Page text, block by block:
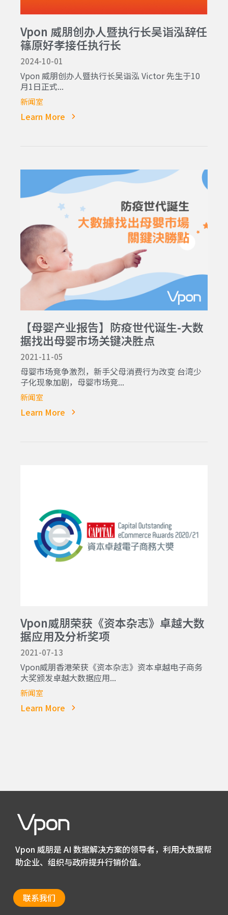
Vpon 威朋创办人暨执行长吴诣泓辞任
篠原好孝接任执行长
2024-10-01
Vpon 威朋创办人暨执行长吴诣泓 Victor 先生于10
月1日正式...
新闻室
Learn More
【母婴产业报告】防疫世代诞生-大数
据找出母婴市场关键决胜点
2021-11-05
母婴市场竞争激烈，新手父母消费行为改变 台湾少
子化现象加剧，母婴市场竞...
新闻室
Learn More
Vpon威朋荣获《资本杂志》卓越大数
据应用及分析奖项
2021-07-13
Vpon威朋香港荣获《资本杂志》资本卓越电子商务
大奖颁发卓越大数据应用...
新闻室
Learn More
Vpon 威朋是 AI 数据解决方案的领导者，利用大数据帮
助企业、组织与政府提升行销价值。
联系我们